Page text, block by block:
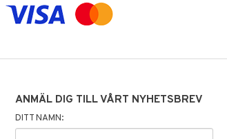
ANMÄL DIG TILL VÅRT NYHETSBREV
DITT NAMN: